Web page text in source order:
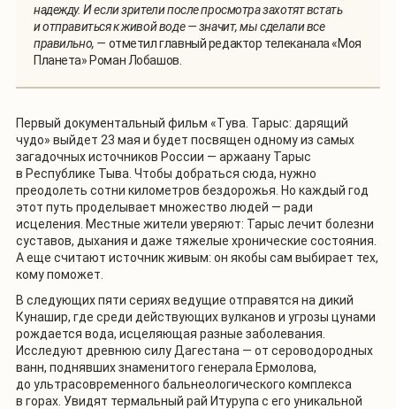
надежду. И если зрители после просмотра захотят встать
и отправиться к живой воде — значит, мы сделали все
правильно, — отметил главный редактор телеканала «Моя
Планета» Роман Лобашов.
Первый документальный фильм «Тува. Тарыс: дарящий
чудо» выйдет 23 мая и будет посвящен одному из самых
загадочных источников России — аржаану Тарыс
в Республике Тыва. Чтобы добраться сюда, нужно
преодолеть сотни километров бездорожья. Но каждый год
этот путь проделывает множество людей — ради
исцеления. Местные жители уверяют: Тарыс лечит болезни
суставов, дыхания и даже тяжелые хронические состояния.
А еще считают источник живым: он якобы сам выбирает тех,
кому поможет.
В следующих пяти сериях ведущие отправятся на дикий
Кунашир, где среди действующих вулканов и угрозы цунами
рождается вода, исцеляющая разные заболевания.
Исследуют древнюю силу Дагестана — от сероводородных
ванн, поднявших знаменитого генерала Ермолова,
до ультрасовременного бальнеологического комплекса
в горах. Увидят термальный рай Итурупа с его уникальной